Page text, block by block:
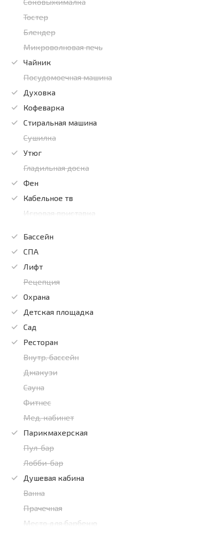
Тостер
Блендер
Микроволновая печь
Чайник
Посудомоечная машина
Духовка
Кофеварка
Стиральная машина
Сушилка
Утюг
Гладильная доска
Фен
Кабельное тв
Игровая приставка
Бассейн
СПА
Лифт
Рецепция
Охрана
Детская площадка
Сад
Ресторан
Внутр. бассейн
Джакузи
Сауна
Фитнес
Мед. кабинет
Парикмахерская
Пул-бар
Лобби-бар
Душевая кабина
Ванна
Прачечная
Место для барбекю